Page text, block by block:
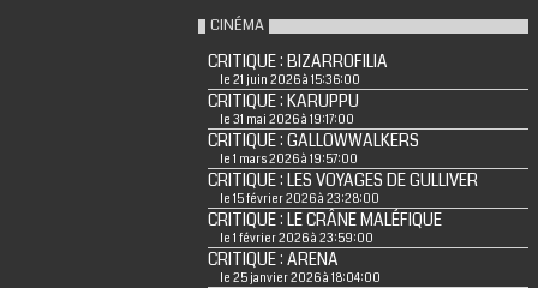
CINÉMA
CRITIQUE : BIZARROFILIA
le 21 juin 2026 à 15:36:00
CRITIQUE : KARUPPU
le 31 mai 2026 à 19:17:00
CRITIQUE : GALLOWWALKERS
le 1 mars 2026 à 19:57:00
CRITIQUE : LES VOYAGES DE GULLIVER
le 15 février 2026 à 23:28:00
CRITIQUE : LE CRÂNE MALÉFIQUE
le 1 février 2026 à 23:59:00
CRITIQUE : ARENA
le 25 janvier 2026 à 18:04:00